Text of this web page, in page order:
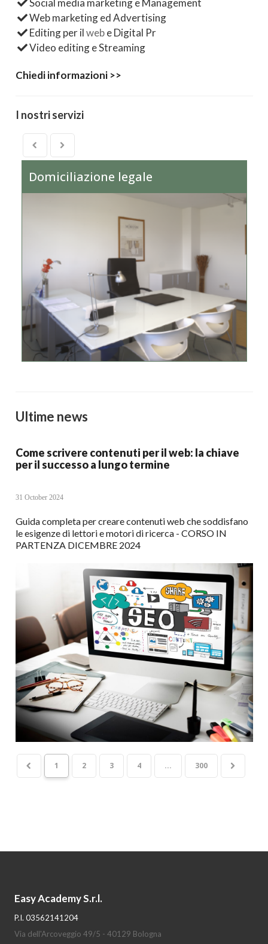
Social media marketing e Management
Web marketing ed Advertising
Editing per ilwebe Digital Pr
Video editing e Streaming
Chiedi informazioni >>
I nostri servizi
Domiciliazione legale
Ultime news
Come scrivere contenuti per il web: la chiave
per il successo a lungo termine
31 October 2024
Guida completa per creare contenuti web che soddisfano
le esigenze di lettori e motori di ricerca - CORSO IN
PARTENZA DICEMBRE 2024
1 2 3 4 ... 300
Easy Academy S.r.l.
P.I. 03562141204
Via dell'Arcoveggio 49/5 - 40129 Bologna